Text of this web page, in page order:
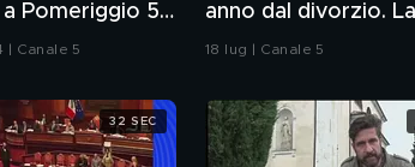
Pomeriggio 5".
La risposta è
| Canale 5
anno dal divorzio. La
reazione della
18 lug | Canale 5
32 SEC